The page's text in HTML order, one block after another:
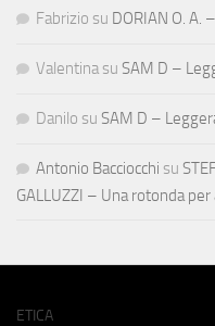
Fabrizio su DORIAN O. A.
Valentina su SAM D –
Danilo su SAM D –
Antonio Bacciocchi su
GALLUZZI – Una rotonda per
ETICA